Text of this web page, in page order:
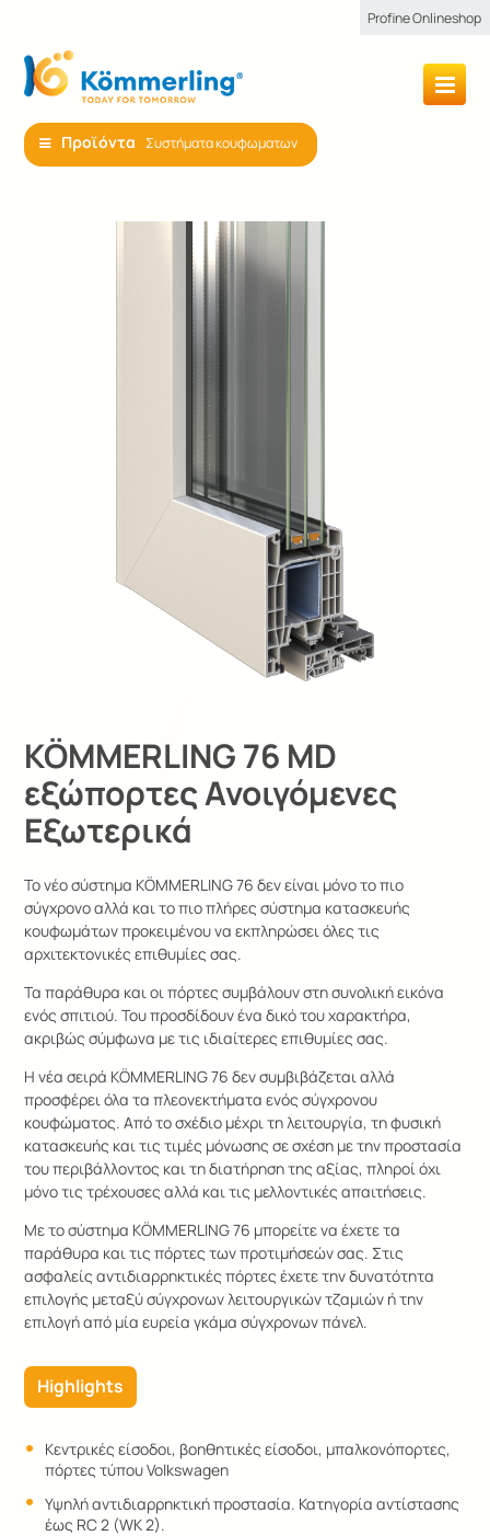
Profine Onlineshop
Προϊόντα Συστήματα κουφωματων
KÖMMERLING 76 MD
εξώπορτες Ανοιγόμενες
Εξωτερικά
Το νέο σύστημα KÖMMERLING 76 δεν είναι μόνο το πιο
σύγχρονο αλλά και το πιο πλήρες σύστημα κατασκευής
κουφωμάτων προκειμένου να εκπληρώσει όλες τις
αρχιτεκτονικές επιθυμίες σας.
Τα παράθυρα και οι πόρτες συμβάλουν στη συνολική εικόνα
ενός σπιτιού. Του προσδίδουν ένα δικό του χαρακτήρα,
ακριβώς σύμφωνα με τις ιδιαίτερες επιθυμίες σας.
Η νέα σειρά KÖMMERLING 76 δεν συμβιβάζεται αλλά
προσφέρει όλα τα πλεονεκτήματα ενός σύγχρονου
κουφώματος. Από το σχέδιο μέχρι τη λειτουργία, τη φυσική
κατασκευής και τις τιμές μόνωσης σε σχέση με την προστασία
του περιβάλλοντος και τη διατήρηση της αξίας, πληροί όχι
μόνο τις τρέχουσες αλλά και τις μελλοντικές απαιτήσεις.
Με το σύστημα KÖMMERLING 76 μπορείτε να έχετε τα
παράθυρα και τις πόρτες των προτιμήσεών σας. Στις
ασφαλείς αντιδιαρρηκτικές πόρτες έχετε την δυνατότητα
επιλογής μεταξύ σύγχρονων λειτουργικών τζαμιών ή την
επιλογή από μία ευρεία γκάμα σύγχρονων πάνελ.
Highlights
Κεντρικές είσοδοι, βοηθητικές είσοδοι, μπαλκονόπορτες,
πόρτες τύπου Volkswagen
Υψηλή αντιδιαρρηκτική προστασία. Κατηγορία αντίστασης
έως RC 2 (WK 2).